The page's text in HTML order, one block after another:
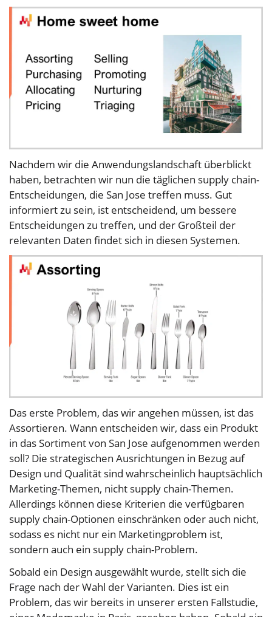
Nachdem wir die Anwendungslandschaft überblickt
haben, betrachten wir nun die täglichen supply chain-
Entscheidungen, die San Jose treffen muss. Gut
informiert zu sein, ist entscheidend, um bessere
Entscheidungen zu treffen, und der Großteil der
relevanten Daten findet sich in diesen Systemen.
Das erste Problem, das wir angehen müssen, ist das
Assortieren. Wann entscheiden wir, dass ein Produkt
in das Sortiment von San Jose aufgenommen werden
soll? Die strategischen Ausrichtungen in Bezug auf
Design und Qualität sind wahrscheinlich hauptsächlich
Marketing-Themen, nicht supply chain-Themen.
Allerdings können diese Kriterien die verfügbaren
supply chain-Optionen einschränken oder auch nicht,
sodass es nicht nur ein Marketingproblem ist,
sondern auch ein supply chain-Problem.
Sobald ein Design ausgewählt wurde, stellt sich die
Frage nach der Wahl der Varianten. Dies ist ein
Problem, das wir bereits in unserer ersten Fallstudie,